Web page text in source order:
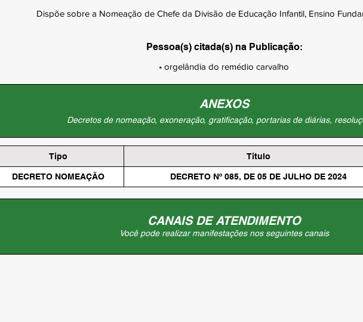
Dispõe sobre a Nomeação de Chefe da Divisão de Educação Infantil, Ensino
Pessoa(s) citada(s) na Publicação:
• orgelândia do remédio carvalho
ANEXOS
Decretos de nomeação, exoneração, gratificação, portarias de diárias,
Tipo Titulo
DECRETO NOMEAÇÃO DECRETO Nº 085, DE 05 DE JULHO DE 2024
CANAIS DE ATENDIMENTO
Você pode realizar manifestações nos seguintes canais